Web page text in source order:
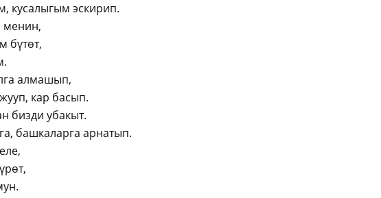
кусалыгым эскирип.
менин,
бүтөт,
алмашып,
кар басып.
бизди убакыт.
башкаларга арнатып.